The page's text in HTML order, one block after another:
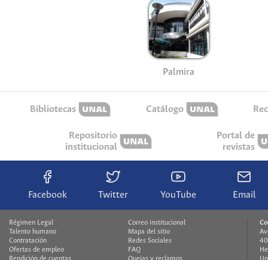
Palmira
Bibliotecas Catálogo
Repositorio
institucional
Portal de
revistas
Facebook Twitter YouTube Email
Régimen Legal
Talento humano
Contratación
Ofertas de empleo
Correo institucional
Mapa del sitio
Redes Sociales
FAQ